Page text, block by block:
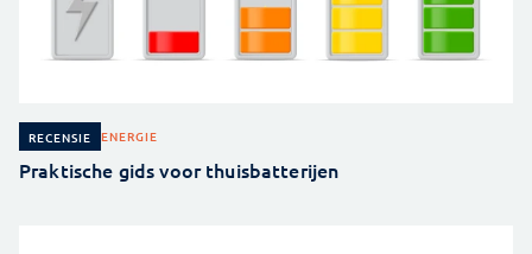
RECENSIE ENERGIE
Praktische gids voor thuisbatterijen